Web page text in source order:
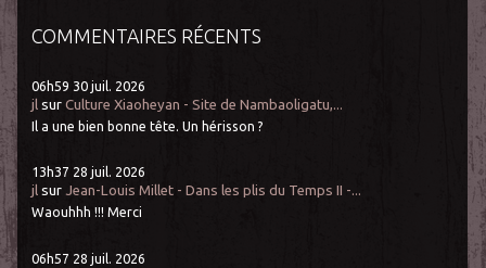
COMMENTAIRES RÉCENTS
06h59 30 juil. 2026
jl surCulture Xiaoheyan - Site de Nambaoligatu,...
Il a une bien bonne tête. Un hérisson ?
13h37 28 juil. 2026
jl surJean-Louis Millet - Dans les plis du Temps II -...
Waouhhh !!! Merci
06h57 28 juil. 2026